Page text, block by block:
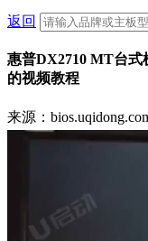
返回
惠普DX2710 MT台式
的视频教程
来源：